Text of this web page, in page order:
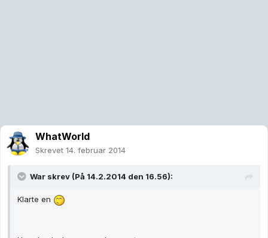
WhatWorld
Skrevet 14. februar 2014
War skrev (På 14.2.2014 den 16.56):
Klarte en